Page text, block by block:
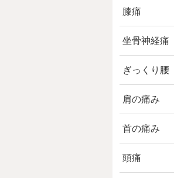
膝痛
坐骨神経痛
ぎっくり腰
肩の痛み
首の痛み
頭痛